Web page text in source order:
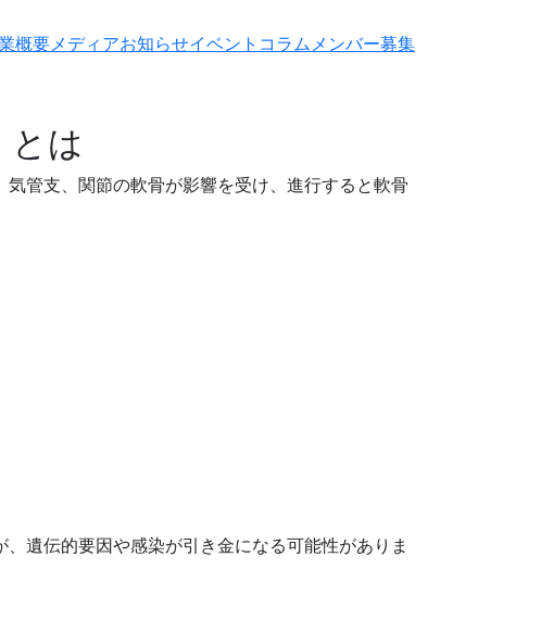
概要メディアお知らせイベント コラムメンバー募集
とは
管支、関節の軟骨が影響を受け、進行すると軟骨
遺伝的要因や感染が引き金になる可能性がありま